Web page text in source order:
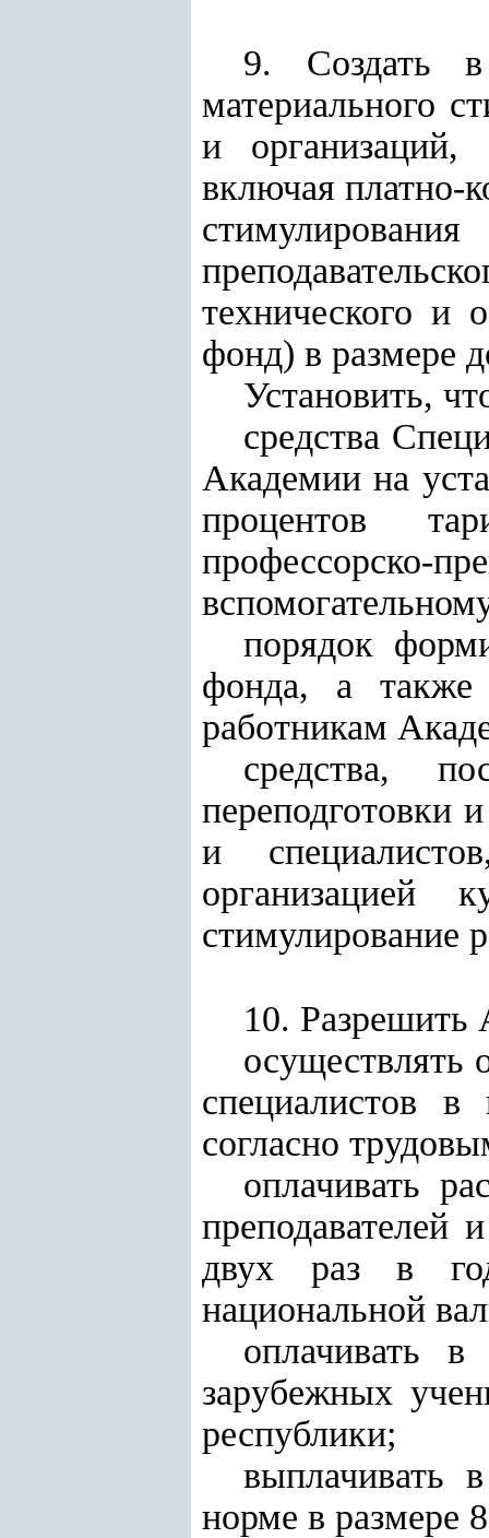
9. Создать
материального
и
включая платно-
технического и
фонд) в размере
Установить,
средства
Академии на
процентов
порядок
фонда, а также
работникам
средства,
переподготовки
и
организацией
стимулирование
10. Разрешить
осуществлять
специалистов
согласно
оплачивать
преподавателей
двух раз в
национальной
оплачивать
зарубежных
республики;
выплачивать
норме в размере